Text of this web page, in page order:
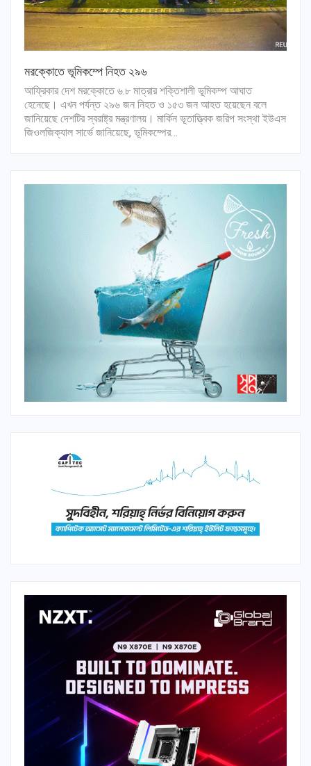
মরক্কোতে ভূমিকম্পে নিহত ২৯৬
আফ্রিকার দেশ মরক্কোতে ৬.৮ মাত্রার শক্তিশালী ভূমিকম্প আঘাত
হেনেছে। এখন পর্যন্ত ২৯৬ জন নিহত ও ১৫৩ জন আহত হয়েছেন বলে
জানিয়েছে দেশটির স্বরাষ্ট্র মন্ত্রণালয়। মার্কিন ভূতাত্ত্বিক জরিপ সংস্থা ইউএস
জিওলজিক্যাল সার্ভে জানিয়েছে, ভূমিকম্পের…